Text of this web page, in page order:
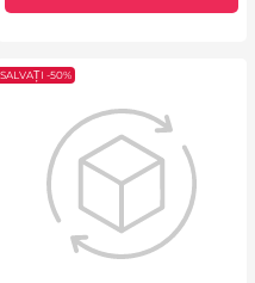
SALVAȚI -50%